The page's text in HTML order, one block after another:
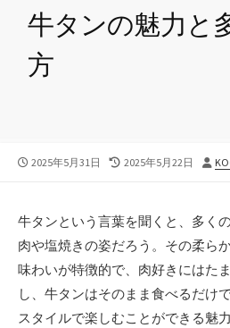
牛タンの魅力と
方
公
2025年5月31日
最
日
2025年5月22日
投
牛タンという言葉を聞くと、多く
肉や塩焼きの姿だろう。 その柔ら
味わいが特徴的で、肉好きにはた
し、牛タンはそのまま食べるだけ
スタイルで楽しむことができる魅